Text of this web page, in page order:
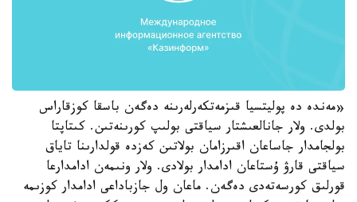
«مەندە دە پوليتسيا قىزمەتكەرلەرىنە دەگەن باسقا كوزقاراس
بولدى. ولار جانالعىشتار سياقتى بولىپ كورىنەتىن. كىتاپتا
بولجامدار جاساعان اقىرزامان بولاتىن كەزدە قولدارىنا تاياق
سياقتى قارۋ ۇستاعان ادامدار بولادى. ولار ونىمەن ادامدارعا
قورلىق كورسەتەدى دەگەن. ماعان ول جازباداعى ادامدار كوزىمە